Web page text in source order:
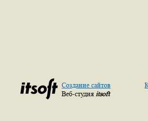
Создание сайтов
Веб-студия itsoft